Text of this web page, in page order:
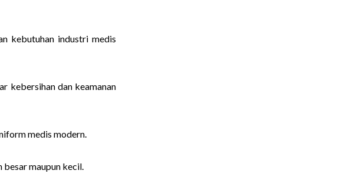
kebutuhan industri medis
kebersihan dan keamanan
medis modern.
maupun kecil.